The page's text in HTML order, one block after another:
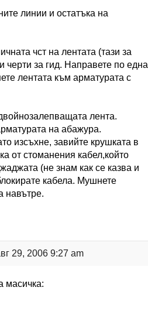
линии и остатъка на
чст на лентата (тази за
черти за гид. Направете по една
лентата към арматурата с
лента.
на абажура.
изсъхне, завийте крушката в
от стоманения кабел,който
(не знам как се казва и
кабела. Мушнете
навътре.
29, 2006 9:27 am
масичка: